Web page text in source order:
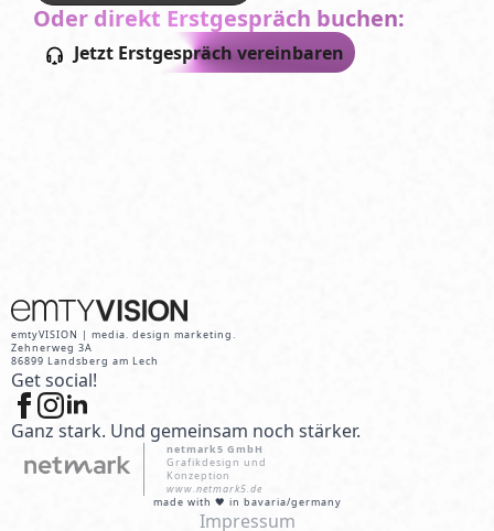
Oder direkt Erstgespräch buchen:
Jetzt Erstgespräch vereinbaren
emtyVISION | media. design marketing.
Zehnerweg 3A
86899 Landsberg am Lech
Get social!
Ganz stark. Und gemeinsam noch stärker.
netmark5 GmbH
Grafikdesign und
Konzeption
www.netmark5.de
made with 🖤 in bavaria/germany
Impressum